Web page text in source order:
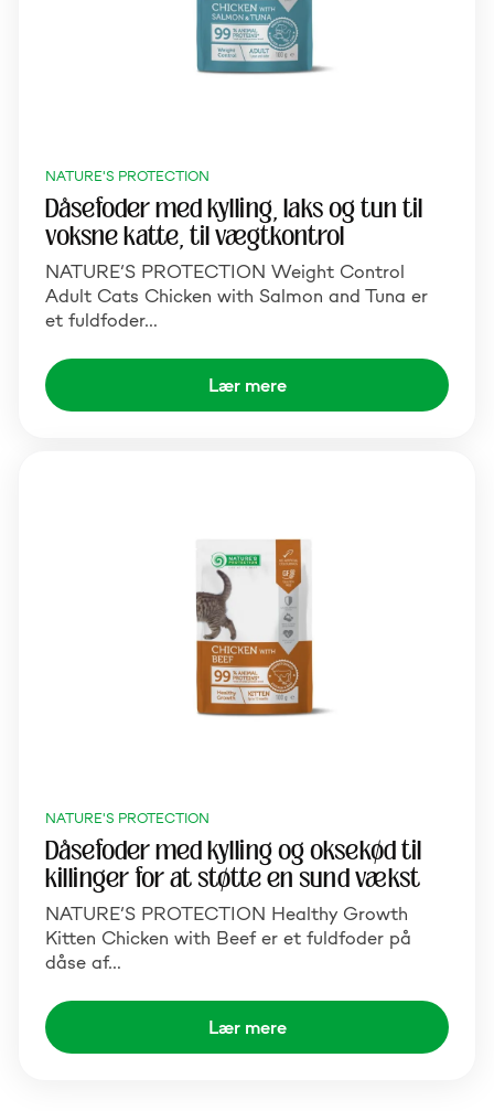
NATURE'S PROTECTION
Dåsefoder med kylling, laks og tun til
voksne katte, til vægtkontrol
NATURE’S PROTECTION Weight Control
Adult Cats Chicken with Salmon and Tuna er
et fuldfoder…
Lær mere
NATURE'S PROTECTION
Dåsefoder med kylling og oksekød til
killinger for at støtte en sund vækst
NATURE’S PROTECTION Healthy Growth
Kitten Chicken with Beef er et fuldfoder på
dåse af…
Lær mere